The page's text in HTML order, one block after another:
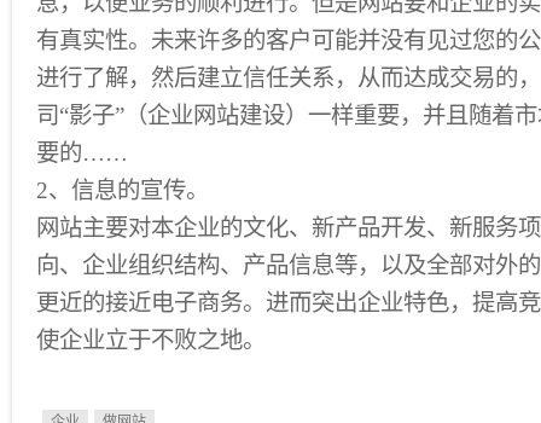
有真实性。未来许多的客户可能并没有见过您的
进行了解，然后建立信任关系，从而达成交易的
司“影子”（企业网站建设）一样重要，并且随着
要的……
2、信息的宣传。
网站主要对本企业的文化、新产品开发、新服务
向、企业组织结构、产品信息等，以及全部对外
更近的接近电子商务。进而突出企业特色，提高
使企业立于不败之地。